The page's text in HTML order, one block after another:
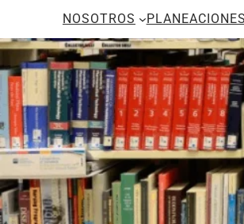
contenido
NOSOTROS PLANEACIONES